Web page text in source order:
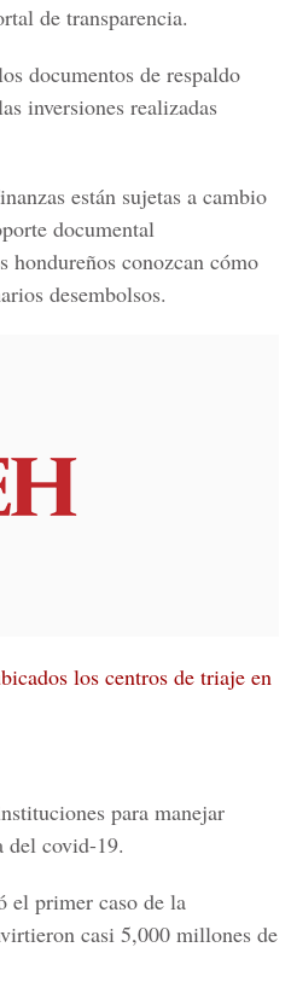
de transparencia.
documentos de respaldo
inversiones realizadas
están sujetas a cambio
documental
hondureños conozcan cómo
desembolsos.
los centros de triaje en
para manejar
del covid-19.
el primer caso de la
casi 5,000 millones de